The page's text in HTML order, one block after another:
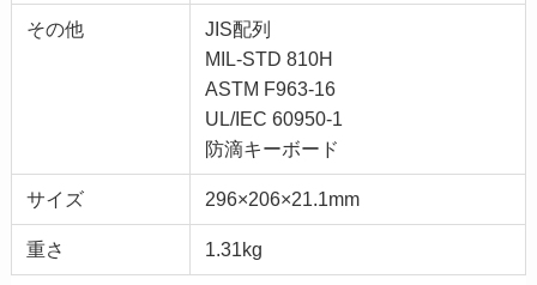
その他
JIS配列
MIL-STD 810H
ASTM F963-16
UL/IEC 60950-1
防滴キーボード
サイズ 296×206×21.1mm
重さ 1.31kg